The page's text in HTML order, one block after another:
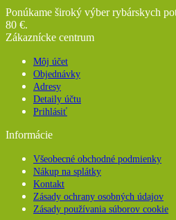
Ponúkame široký výber rybárskych
80 €.
Zákaznícke centrum
Môj účet
Objednávky
Adresy
Detaily účtu
Prihlásiť
Informácie
Všeobecné obchodné podmienky
Nákup na splátky
Kontakt
Zásady ochrany osobných údajov
Zásady používania súborov cookie